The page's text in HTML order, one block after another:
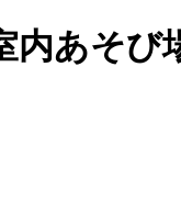
あそび